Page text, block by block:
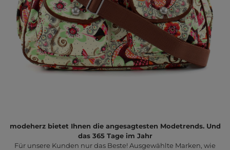
modeherz bietet Ihnen die angesagtesten Modetrends. Und
das 365 Tage im Jahr
Für unsere Kunden nur das Beste! Ausgewählte Marken, wie